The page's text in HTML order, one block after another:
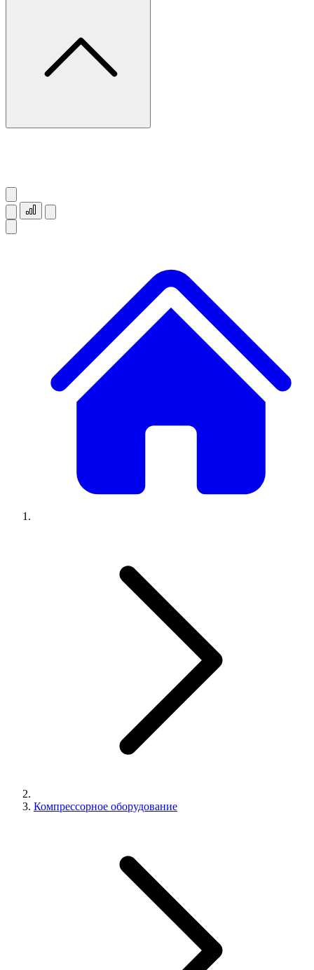
Компрессорное оборудование